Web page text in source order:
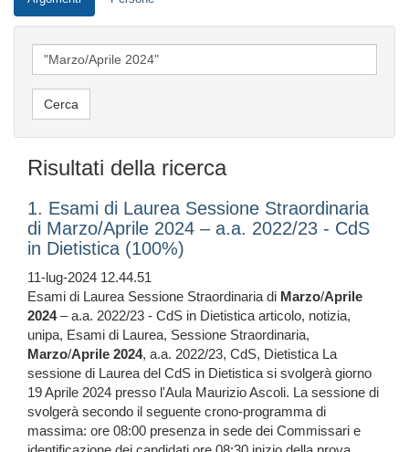
Risultati della ricerca
1. Esami di Laurea Sessione Straordinaria
di Marzo/Aprile 2024 – a.a. 2022/23 - CdS
in Dietistica (100%)
11-lug-2024 12.44.51
Esami di Laurea Sessione Straordinaria di Marzo/Aprile
2024– a.a. 2022/23 - CdS in Dietistica articolo, notizia,
unipa, Esami di Laurea, Sessione Straordinaria,
Marzo/Aprile 2024, a.a. 2022/23, CdS, Dietistica La
sessione di Laurea del CdS in Dietistica si svolgerà giorno
19 Aprile 2024 presso l'Aula Maurizio Ascoli. La sessione di
svolgerà secondo il seguente crono-programma di
massima: ore 08:00 presenza in sede dei Commissari e